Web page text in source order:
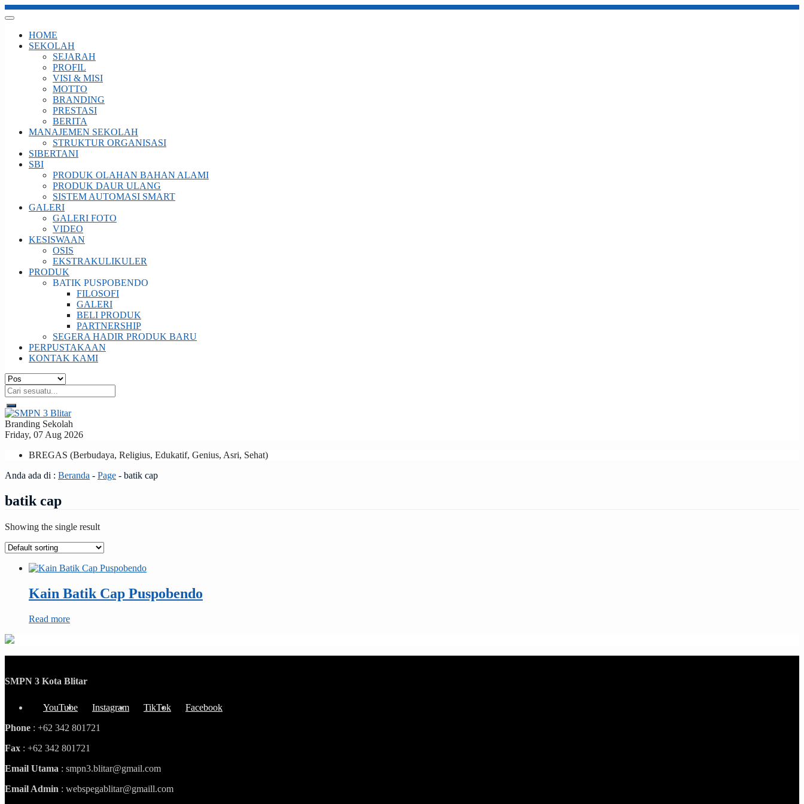
HOME
SEKOLAH
SEJARAH
PROFIL
VISI & MISI
MOTTO
BRANDING
PRESTASI
BERITA
MANAJEMEN SEKOLAH
STRUKTUR ORGANISASI
SIBERTANI
SBI
PRODUK OLAHAN BAHAN ALAMI
PRODUK DAUR ULANG
SISTEM AUTOMASI SMART
GALERI
GALERI FOTO
VIDEO
KESISWAAN
OSIS
EKSTRAKULIKULER
PRODUK
BATIK PUSPOBENDO
FILOSOFI
GALERI
BELI PRODUK
PARTNERSHIP
SEGERA HADIR PRODUK BARU
PERPUSTAKAAN
KONTAK KAMI
Branding Sekolah
Friday, 07 Aug 2026
BREGAS (Berbudaya, Religius, Edukatif, Genius, Asri, Sehat)
Anda ada di : Beranda - Page - batik cap
batik cap
Showing the single result
Kain Batik Cap Puspobendo
Read more
SMPN 3 Kota Blitar
YouTube Instagram TikTok
Facebook
Phone : +62 342 801721
Fax : +62 342 801721
Email Utama : smpn3.blitar@gmail.com
Email Admin : webspegablitar@gmaill.com